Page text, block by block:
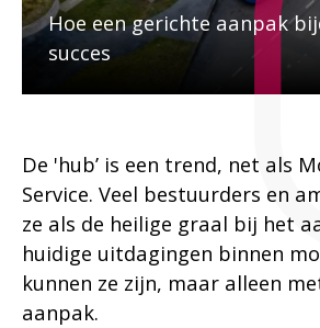
Hoe een gerichte aanpak
succes
De 'hub’ is een trend, net als
Service. Veel bestuurders en
ze als de heilige graal bij het
huidige uitdagingen binnen
kunnen ze zijn, maar alleen
aanpak.